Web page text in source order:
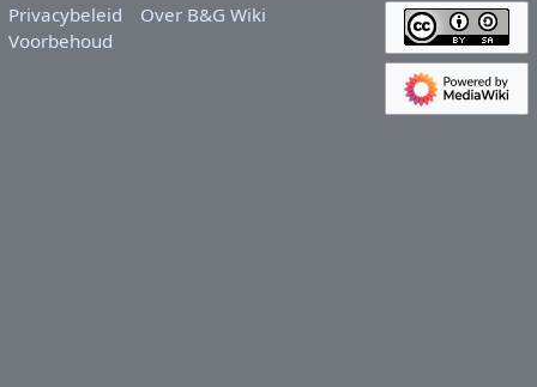
Privacybeleid
Over B&G Wiki
Voorbehoud